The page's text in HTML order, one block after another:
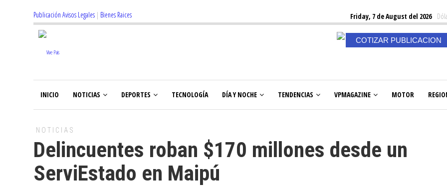
Publicación Avisos Legales | Bienes Raices Friday, 7 de August del 2026
COTIZAR PUBLICACION
INICIO NOTICIAS DEPORTES TECNOLOGÍA DÍA Y NOCHE TENDENCIAS VPMAGAZINE MOTOR
NOTICIAS
Delincuentes roban $170 millones desde un
ServiEstado en Maipú